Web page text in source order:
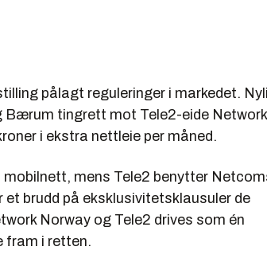
pålagt reguleringer i markedet.
Bærum tingrett mot Tele2-eide Network
i ekstra nettleie per måned.
mobilnett, mens Tele2 benytter
brudd på eksklusivitetsklausuler de
Norway og Tele2 drives som én
fram i retten.